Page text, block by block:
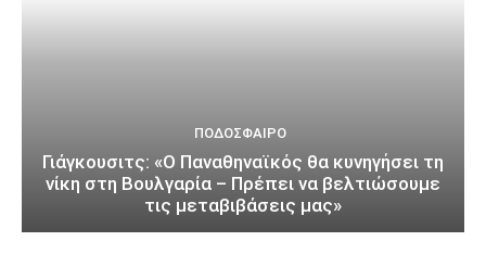
ΠΟΔΌΣΦΑΙΡΟ
Γιάγκουσιτς: «Ο Παναθηναϊκός θα κυνηγήσει τη
νίκη στη Βουλγαρία – Πρέπει να βελτιώσουμε
τις μεταβιβάσεις μας»